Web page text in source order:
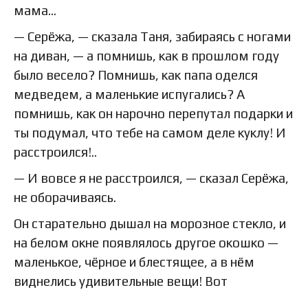
мама…
— Серёжа, — сказала Таня, забираясь с ногами
на диван, — а помнишь, как в прошлом году
было весело? Помнишь, как папа оделся
медведем, а маленькие испугались? А
помнишь, как он нарочно перепутал подарки и
ты подумал, что тебе на самом деле куклу! И
расстроился!..
— И вовсе я не расстроился, — сказал Серёжа,
не оборачиваясь.
Он старательно дышал на морозное стекло, и
на белом окне появлялось другое окошко —
маленькое, чёрное и блестящее, а в нём
виднелись удивительные вещи! Вот